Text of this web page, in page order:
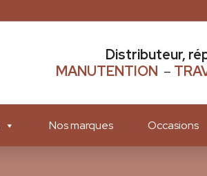
Distributeur,
MANUTENTION –
Nos marques Occasions